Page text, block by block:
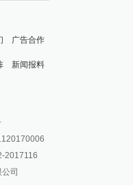
广告合作
台
新闻报料
2017116
司